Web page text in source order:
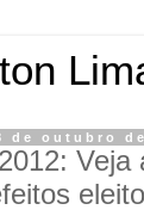
de outubro de
Veja